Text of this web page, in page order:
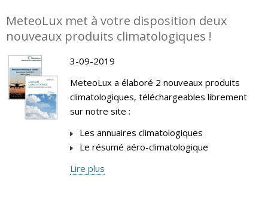
MeteoLux met à votre disposition deux
nouveaux produits climatologiques !
3-09-2019
MeteoLux a élaboré 2 nouveaux produits
climatologiques, téléchargeables librement
sur notre site :
Les annuaires climatologiques
Le résumé aéro-climatologique
Lire plus